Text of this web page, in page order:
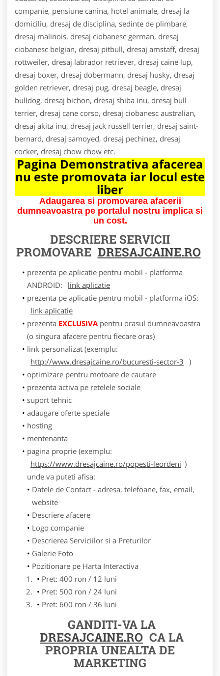
companie, pensiune canina, hotel animale, dresaj la
domiciliu, dresaj de disciplina, sedinte de plimbare,
dresaj malinois, dresaj ciobanesc german, dresaj
ciobanesc belgian, dresaj pitbull, dresaj amstaff, dresaj
rottweiler, dresaj labrador retriever, dresaj caine lup,
dresaj boxer, dresaj dobermann, dresaj husky, dresaj
golden retriever, dresaj pug, dresaj beagle, dresaj
bulldog, dresaj bichon, dresaj shiba inu, dresaj bull
terrier, dresaj cane corso, dresaj ciobanesc australian,
dresaj akita inu, dresaj jack russell terrier, dresaj saint-
bernard, dresaj samoyed, dresaj pechinez, dresaj
cocker, dresaj chow chow etc.
Pagina Demonstrativa afacerea
nu este promovata iar locul este
liber
Adaugarea si promovarea afacerii
dumneavoastra pe portalul nostru implica si
un cost.
DESCRIERE SERVICII
PROMOVARE DRESAJCAINE.RO
prezenta pe aplicatie pentru mobil - platforma
ANDROID:
link aplicatie
prezenta pe aplicatie pentru mobil - platforma iOS:
link aplicatie
prezenta EXCLUSIVApentru orasul dumneavoastra
(o singura afacere pentru fiecare oras)
link personalizat (exemplu:
http://www.dresajcaine.ro/bucuresti-sector-3 )
optimizare pentru motoare de cautare
prezenta activa pe retelele sociale
suport tehnic
adaugare oferte speciale
hosting
mentenanta
pagina proprie (exemplu:
https://www.dresajcaine.ro/popesti-leordeni )
unde va puteti afisa:
Datele de Contact - adresa, telefoane, fax, email,
website
Descriere afacere
Logo companie
Descrierea Serviciilor si a Preturilor
Galerie Foto
Pozitionare pe Harta Interactiva
Pret: 400 ron / 12 luni
Pret: 500 ron / 24 luni
Pret: 600 ron / 36 luni
GANDITI-VA LA
DRESAJCAINE.RO CA LA
PROPRIA UNEALTA DE
MARKETING